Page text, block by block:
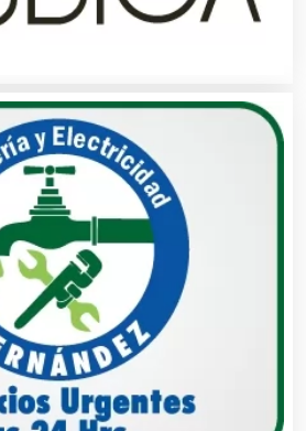
Civiles
Empresariales
e Iluminación